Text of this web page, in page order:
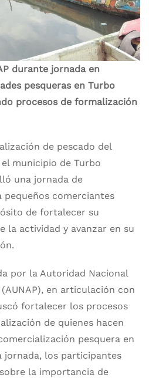
durante jornada en
pesqueras en Turbo
procesos de formalización
de pescado del
municipio de Turbo
una jornada de
pequeños comerciantes
de fortalecer su
la actividad y avanzar en su
por la Autoridad Nacional
en articulación con
fortalecer los procesos
de quienes hacen
pesquera en
los participantes
la importancia de